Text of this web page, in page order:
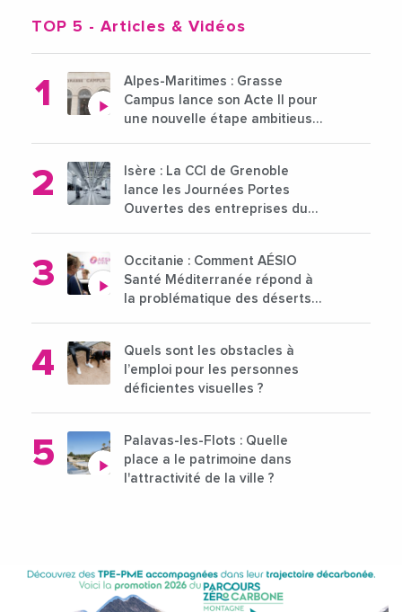
TOP 5 - Articles & Vidéos
Alpes-Maritimes : Grasse
Campus lance son Acte II pour
une nouvelle étape ambitieuse
Isère : La CCI de Grenoble
lance les Journées Portes
Ouvertes des entreprises du
Occitanie : Comment AÉSIO
Santé Méditerranée répond à
la problématique des déserts
Quels sont les obstacles à
l’emploi pour les personnes
déficientes visuelles ?
Palavas-les-Flots : Quelle
place a le patrimoine dans
l'attractivité de la ville ?